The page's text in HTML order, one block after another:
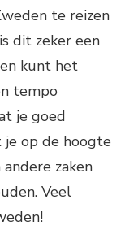
te reizen
dit zeker een
kunt het
tempo
je goed
je op de hoogte
zaken
Veel